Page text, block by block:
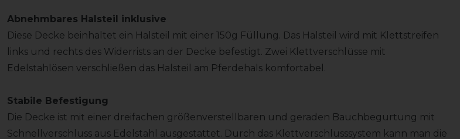
Abnehmbares Halsteil inklusive
Diese Decke beinhaltet ein Halsteil mit einer 150g Füllung. Das Halsteil wird mit Klettstreifen
links und rechts des Widerrists an der Decke befestigt. Zwei Klettverschlüsse mit
Edelstahlösen verschließen das Halsteil am Pferdehals komfortabel.
Stabile Befestigung
Die Decke ist mit einer dreifachen größenverstellbaren und geraden Bauchbegurtung mit
Schnellverschluss aus Edelstahl ausgestattet. Durch das Klettverschlusssystem kann man die